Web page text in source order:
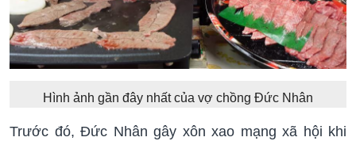
Hình ảnh gần đây nhất của vợ chồng Đức Nhân
Trước đó, Đức Nhân gây xôn xao mạng xã hội khi